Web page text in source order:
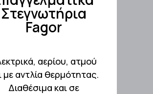
Στεγνωτήρια
Fagor
αερίου, ατμού
με αντλία θερμότητας.
Διαθέσιμα και σε
Στεγνωτήρια
Fagor